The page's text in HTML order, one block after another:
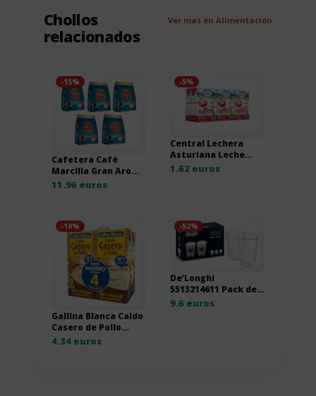
Chollos
relacionados
Ver mas en Alimentación
-15%
Cafetera Café
Marcilla Gran Aroma
Descafeinado, pack
11.96 euros
-5%
Central Lechera
Asturiana Leche
Entera, Pack 6 x
1.62 euros
-10%
Gallina Blanca Caldo
Casero de Pollo
100% Natural, pack
4.34 euros
-52%
De’Longhi
5513214611 Pack de 2
Verre à café latte
9.6 euros